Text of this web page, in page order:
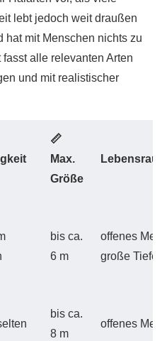
lebt jedoch weit draußen
hat mit Menschen nichts zu
alle relevanten Arten
und mit realistischer
📏
Max.
Größe
bis ca.
6 m
offenes Meer,
große Tiefen
bis ca.
8 m
offenes Meer